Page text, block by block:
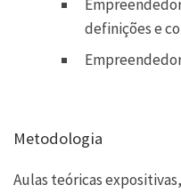
definições e
Metodologia
Aulas teóricas